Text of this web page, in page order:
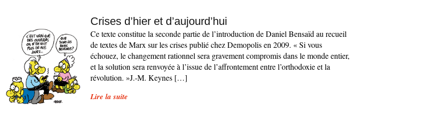
Crises d’hier et d’aujourd’hui
Ce texte constitue la seconde partie de l’introduction de Daniel Bensaïd au recueil
de textes de Marx sur les crises publié chez Demopolis en 2009. « Si vous
échouez, le changement rationnel sera gravement compromis dans le monde entier,
et la solution sera renvoyée à l’issue de l’affrontement entre l’orthodoxie et la
révolution. »J.-M. Keynes […]
Lire la suite